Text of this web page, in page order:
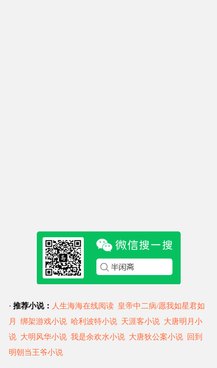
· 推荐小说： 人生海海在线阅读 皇帝中二病/愿我如星君如
月
绑架游戏小说 哈利波特小说 天涯客小说 大唐明月小
说 大明风华小说 我是余欢水小说 大唐狄公案小说 回到
明朝当王爷小说